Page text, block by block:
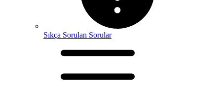
Sıkça Sorulan Sorular